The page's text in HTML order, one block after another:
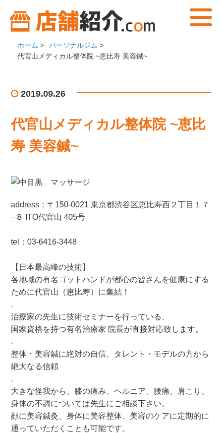
ホーム > パーソナルジム >
代官山メディカル整体院 ~恵比寿 美容鍼~
2019.09.26
代官山メディカル整体院 ~恵比
寿 美容鍼~
address：〒150-0021 東京都渋谷区恵比寿西２丁目１７
−８ ITO代官山 405号
tel：03-6416-3448
【日本最高峰の技術】
各地域の有名ゴットハンドが都心の皆さんを健康にする
ために代官山（恵比寿）に集結！
.
治療家の先生に技術セミナーを行っている、
国家資格を持つ有名治療家 院長が直接対応致します。
.
整体・美容鍼に絶対の自信、タレント・モデルの方から
絶大なる信頼
.
大きな怪我から、膝の痛み、ヘルニア、腰痛、肩こり、
身体の不調については先生にご相談下さい。
顔に美容鍼灸、身体に美容整体、美容のケアに定期的に
通っていただくことも可能です。